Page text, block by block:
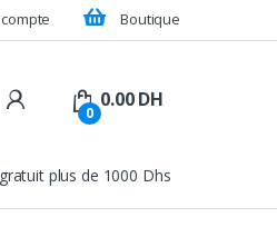
Boutique
0
0.00DH
plus de 1000 Dhs